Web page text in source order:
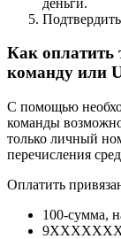
Как оплатить
команду или
С помощью
команды
только личный
перечисления
Оплатить
100-сумма,